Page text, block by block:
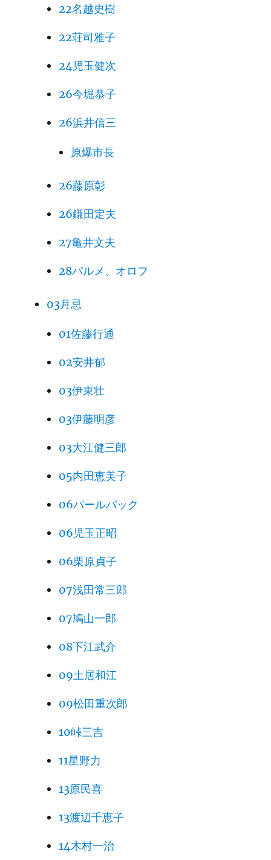
22名越史樹
22荘司雅子
24児玉健次
26今堀恭子
26浜井信三
原爆市長
26藤原彰
26鎌田定夫
27亀井文夫
28パルメ、オロフ
03月忌
01佐藤行通
02安井郁
03伊東壮
03伊藤明彦
03大江健三郎
05内田恵美子
06パールバック
06児玉正昭
06栗原貞子
07浅田常三郎
07鳩山一郎
08下江武介
09土居和江
09松田重次郎
10峠三吉
11星野力
13原民喜
13渡辺千恵子
14木村一治